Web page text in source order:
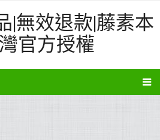
|無效退款|藤素本
官方授權